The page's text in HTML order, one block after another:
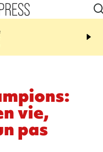
20:44
rouée de coups,
vie,
pas